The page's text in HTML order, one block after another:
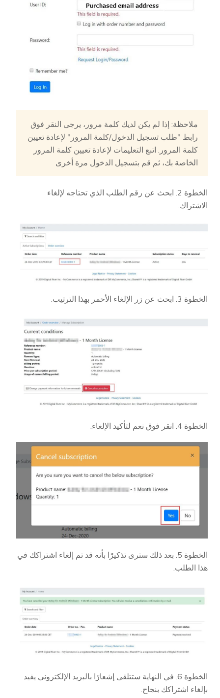
ملاحظة: إذا لم يكن لديك كلمة مرور، يرجى النقر فوق
رابط "طلب تسجيل الدخول/كلمة المرور" لإعادة تعيين
كلمة المرور. اتبع التعليمات لإعادة تعيين كلمة المرور
الخاصة بك، ثم قم بتسجيل الدخول مرة أخرى
الخطوة 2. ابحث عن رقم الطلب الذي تحتاجه لإلغاء
الاشتراك.
الخطوة 3. ابحث عن زر الإلغاء الأحمر بهذا الترتيب.
الخطوة 4. انقر فوق نعم لتأكيد الإلغاء.
الخطوة 5. بعد ذلك سترى تذكيرًا بأنه قد تم إلغاء اشتراكك في
هذا الطلب.
الخطوة 6. في النهاية ستتلقى إشعارًا بالبريد الإلكتروني يفيد
بإلغاء اشتراكك بنجاح.